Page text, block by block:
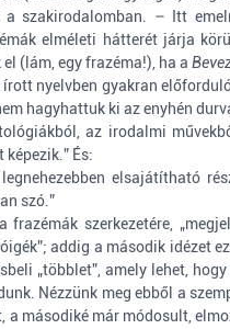
a szakirodalomban. – Itt
elméleti hátterét járja
(lám, egy frazéma!), ha a
nyelvben gyakran
hagyhattuk ki az enyhén
az irodalmi
És:
elsajátítható
szó.”
szerkezetére,
addig a második
„többlet”, amely lehet,
Nézzünk meg ebből a
a másodiké már módosult,